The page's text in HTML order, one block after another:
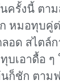
ครั้งนี้ ตา
หมอทุบคู่
อด สไตล์
บเอาดื้อ
ก็ชัก ตาม